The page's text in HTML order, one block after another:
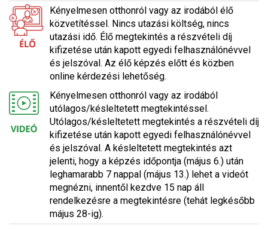
Kényelmesen otthonról vagy az irodából élő
közvetítéssel. Nincs utazási költség, nincs
utazási idő. Élő megtekintés a részvételi díj
kifizetése után kapott egyedi felhasználónévvel
és jelszóval. Az élő képzés előtt és közben
online kérdezési lehetőség.
Kényelmesen otthonról vagy az irodából
utólagos/késleltetett megtekintéssel.
Utólagos/késleltetett megtekintés a részvételi díj
kifizetése után kapott egyedi felhasználónévvel
és jelszóval. A késleltetett megtekintés azt
jelenti, hogy a képzés időpontja (május 6.) után
leghamarabb 7 nappal (május 13.) lehet a videót
megnézni, innentől kezdve 15 nap áll
rendelkezésre a megtekintésre (tehát legkésőbb
május 28-ig).